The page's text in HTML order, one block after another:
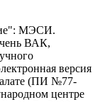
МЭСИ.
ВАК,
версия
(ПИ №77-
центре